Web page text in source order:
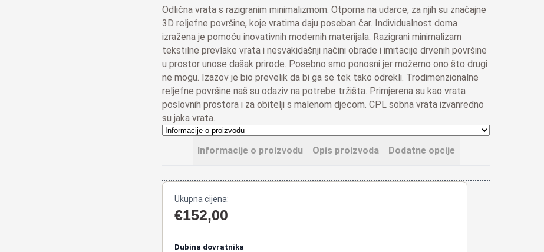
od
€152,00
do
€454,00
Odlična vrata s razigranim minimalizmom. Otporna na udarce, za njih su značajne
3D reljefne površine, koje vratima daju poseban čar. Individualnost doma
izražena je pomoću inovativnih modernih materijala. Razigrani minimalizam
tekstilne prevlake vrata i nesvakidašnji načini obrade i imitacije drvenih površine
u prostor unose dašak prirode. Posebno smo ponosni jer možemo ono što drugi
ne mogu. Izazov je bio prevelik da bi ga se tek tako odrekli. Trodimenzionalne
reljefne površine naš su odaziv na potrebe tržišta. Primjerena su kao vrata
poslovnih prostora i za obitelji s malenom djecom. CPL sobna vrata izvanredno
su jaka vrata.
Informacije o proizvodu Opis proizvoda Dodatne opcije
Ukupna cijena:
€152,00
Dubina dovratnika